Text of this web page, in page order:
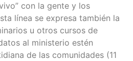
con la gente y los
línea se expresa también la
u otros cursos de
al ministerio estén
de las comunidades (11